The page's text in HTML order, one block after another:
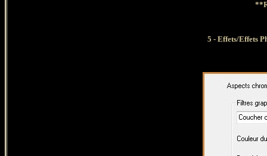
5 - Effets/Effets